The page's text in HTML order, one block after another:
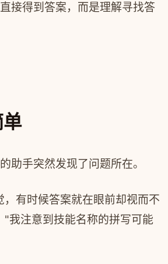
接得到答案，而是理解寻找答
助手突然发现了问题所在。
有时候答案就在眼前却视而不
"我注意到技能名称的拼写可能